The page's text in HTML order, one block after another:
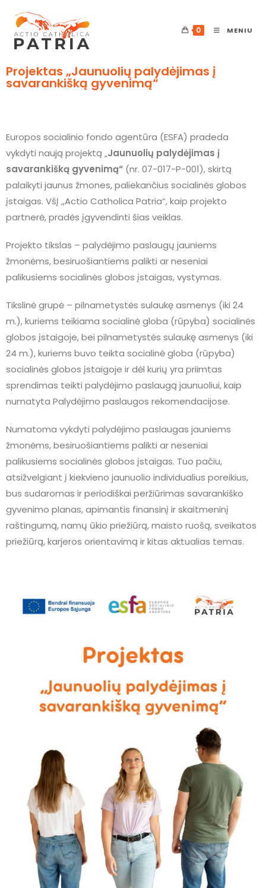
0 MENIU
Projektas „Jaunuolių palydėjimas į
savarankišką gyvenimą“
Europos socialinio fondo agentūra (ESFA) pradeda
vykdyti naują projektą „Jaunuolių palydėjimas į
savarankišką gyvenimą“ (nr. 07-017-P-001), skirtą
palaikyti jaunus žmones, paliekančius socialinės globos
įstaigas. VšĮ ,,Actio Catholica Patria“, kaip projekto
partnerė, pradės įgyvendinti šias veiklas.
Projekto tikslas – palydėjimo paslaugų jauniems
žmonėms, besiruošiantiems palikti ar neseniai
palikusiems socialinės globos įstaigas, vystymas.
Tikslinė grupė – pilnametystės sulaukę asmenys (iki 24
m.), kuriems teikiama socialinė globa (rūpyba) socialinės
globos įstaigoje, bei pilnametystės sulaukę asmenys (iki
24 m.), kuriems buvo teikta socialinė globa (rūpyba)
socialinės globos įstaigoje ir dėl kurių yra priimtas
sprendimas teikti palydėjimo paslaugą jaunuoliui, kaip
numatyta Palydėjimo paslaugos rekomendacijose.
Numatoma vykdyti palydėjimo paslaugas jauniems
žmonėms, besiruošiantiems palikti ar neseniai
palikusiems socialinės globos įstaigas. Tuo pačiu,
atsižvelgiant į kiekvieno jaunuolio individualius poreikius,
bus sudaromas ir periodiškai peržiūrimas savarankiško
gyvenimo planas, apimantis finansinį ir skaitmeninį
raštingumą, namų ūkio priežiūrą, maisto ruošą, sveikatos
priežiūrą, karjeros orientavimą ir kitas aktualias temas.